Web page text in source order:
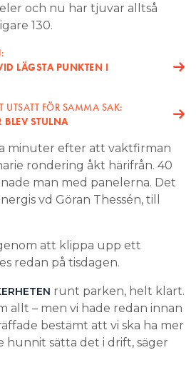
och nu har tjuvar alltså
130.
LÄGSTA PUNKTEN I
FÖR SAMMA SAK:
BLEV STULNA
minuter efter att vaktfirman
rondering åkt härifrån. 40
man med panelerna. Det
vd Göran Thessén, till
att klippa upp ett
redan på tisdagen.
runt parken, helt klart.
allt – men vi hade redan innan
bestämt att vi ska ha mer
hunnit sätta det i drift, säger